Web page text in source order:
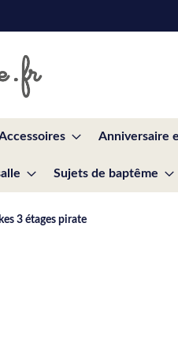
Anniversaire
Sujets de baptême
3 étages pirate